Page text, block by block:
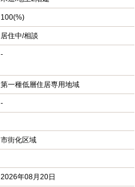
100(%)
居住中/相談
-
第一種低層住居専用地域
-
市街化区域
2026年08月20日